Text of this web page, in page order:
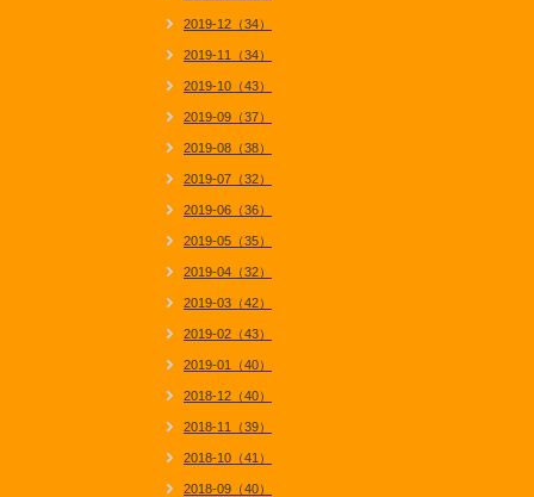
2019-12（34）
2019-11（34）
2019-10（43）
2019-09（37）
2019-08（38）
2019-07（32）
2019-06（36）
2019-05（35）
2019-04（32）
2019-03（42）
2019-02（43）
2019-01（40）
2018-12（40）
2018-11（39）
2018-10（41）
2018-09（40）